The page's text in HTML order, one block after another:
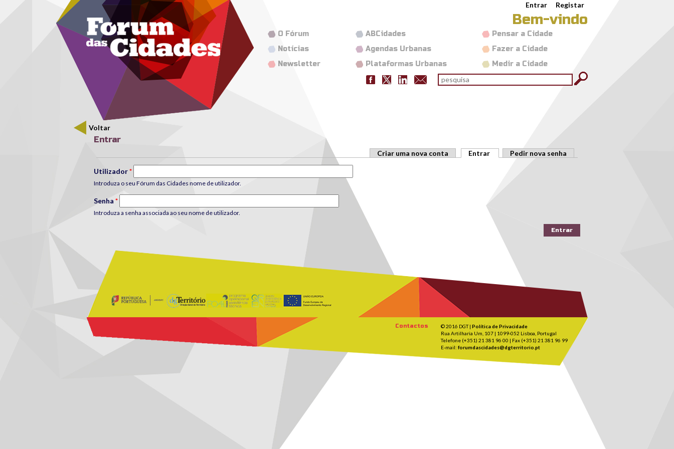
Passar para o conteúdo principalMenu secundário Entrar Registar
Bem-vindo
Pensar a Cidade
Fazer a Cidade
Medir a Cidade
ABCidades
Agendas Urbanas
Plataformas Urbanas
O Fórum
Notícias
Newsletter
Formulário de pesquisa
pesquisar
Voltar
Entrar
Criar uma nova conta Entrar (separador ativo)
Pedir nova senha
Utilizador*
Introduza o seu Fórum das Cidades nome de utilizador.
Senha *
Introduza a senha associada ao seu nome de utilizador.
Contactos © 2016 DGT |Política de Privacidade
Rua Artilharia Um, 107 | 1099-052 Lisboa, Portugal
Telefone (+351) 21 381 96 00 | Fax (+351) 21 381 96 99
E-mail:forumdascidades@dgterritorio.pt